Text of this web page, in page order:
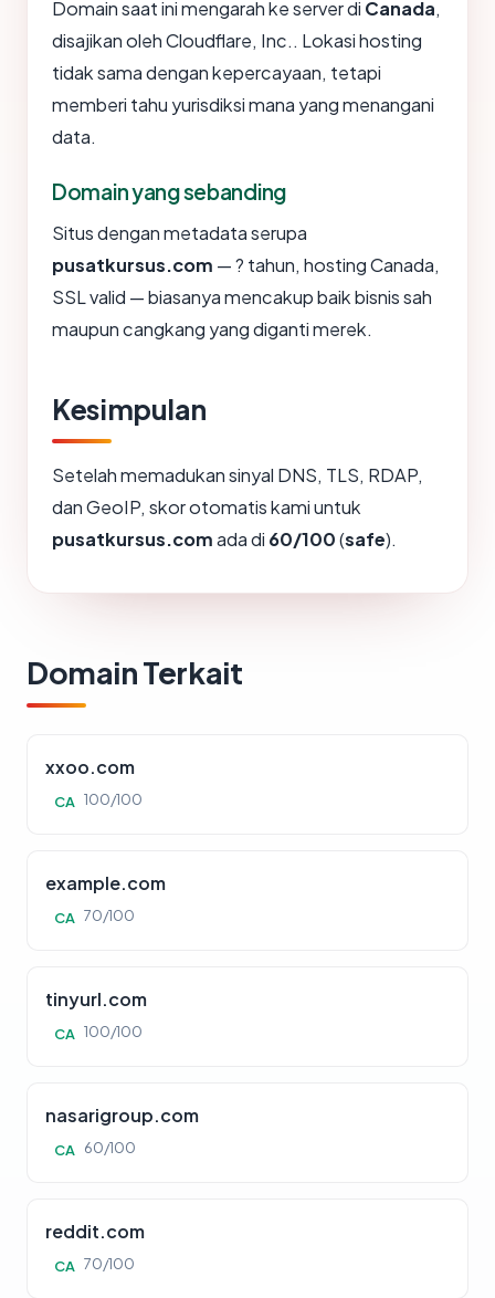
Domain saat ini mengarah ke server di Canada,
disajikan oleh Cloudflare, Inc.. Lokasi hosting
tidak sama dengan kepercayaan, tetapi
memberi tahu yurisdiksi mana yang menangani
data.
Domain yang sebanding
Situs dengan metadata serupa
pusatkursus.com — ? tahun, hosting Canada,
SSL valid — biasanya mencakup baik bisnis sah
maupun cangkang yang diganti merek.
Kesimpulan
Setelah memadukan sinyal DNS, TLS, RDAP,
dan GeoIP, skor otomatis kami untuk
pusatkursus.comada di 60/100(safe).
Domain Terkait
xxoo.com
CA 100/100
example.com
CA 70/100
tinyurl.com
CA 100/100
nasarigroup.com
CA 60/100
reddit.com
CA 70/100